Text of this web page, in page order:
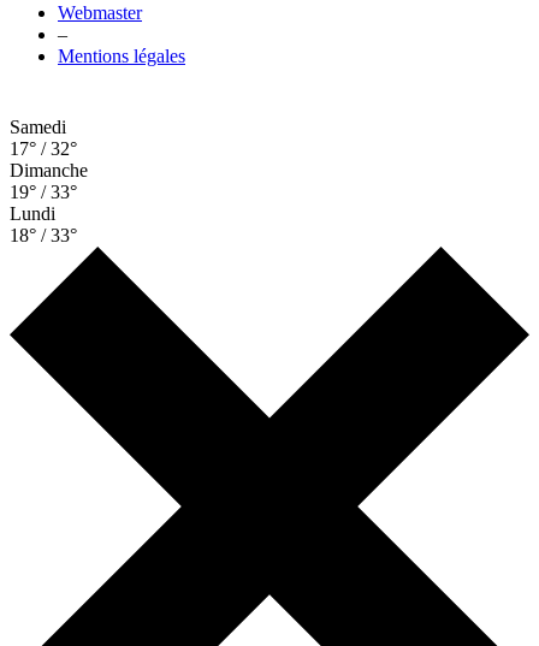
Webmaster
–
Mentions légales
Samedi
17° / 32°
Dimanche
19° / 33°
Lundi
18° / 33°